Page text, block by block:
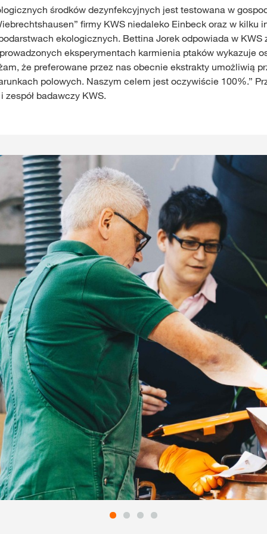
środków dezynfekcyjnych jest testowana w
firmy KWS niedaleko Einbeck oraz w kilku
ekologicznych. Bettina Jorek odpowiada w KWS
eksperymentach karmienia ptaków wykazuje
że preferowane przez nas obecnie ekstrakty umożliwią
polowych. Naszym celem jest oczywiście 100%.”
zespół badawczy KWS.